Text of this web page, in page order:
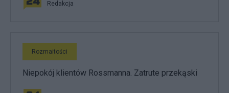
Redakcja
Rozmaitości
Niepokój klientów Rossmanna. Zatrute przekąski